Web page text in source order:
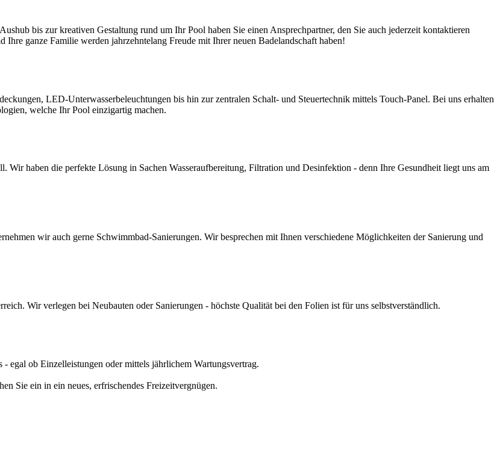
bis zur kreativen Gestaltung rund um Ihr Pool haben Sie einen Ansprechpartner, den Sie auch jederzeit kontaktieren
ganze Familie werden jahrzehntelang Freude mit Ihrer neuen Badelandschaft haben!
LED-Unterwasserbeleuchtungen bis hin zur zentralen Schalt- und Steuertechnik mittels Touch-Panel. Bei uns erhalten
welche Ihr Pool einzigartig machen.
Wir haben die perfekte Lösung in Sachen Wasseraufbereitung, Filtration und Desinfektion - denn Ihre Gesundheit liegt uns am
wir auch gerne Schwimmbad-Sanierungen. Wir besprechen mit Ihnen verschiedene Möglichkeiten der Sanierung und
Wir verlegen bei Neubauten oder Sanierungen - höchste Qualität bei den Folien ist für uns selbstverständlich.
egal ob Einzelleistungen oder mittels jährlichem Wartungsvertrag.
Sie ein in ein neues, erfrischendes Freizeitvergnügen.